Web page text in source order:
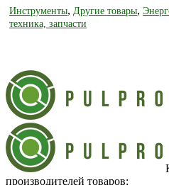
Инструменты, Другие товары,
техника, запчасти
производителей товаров: